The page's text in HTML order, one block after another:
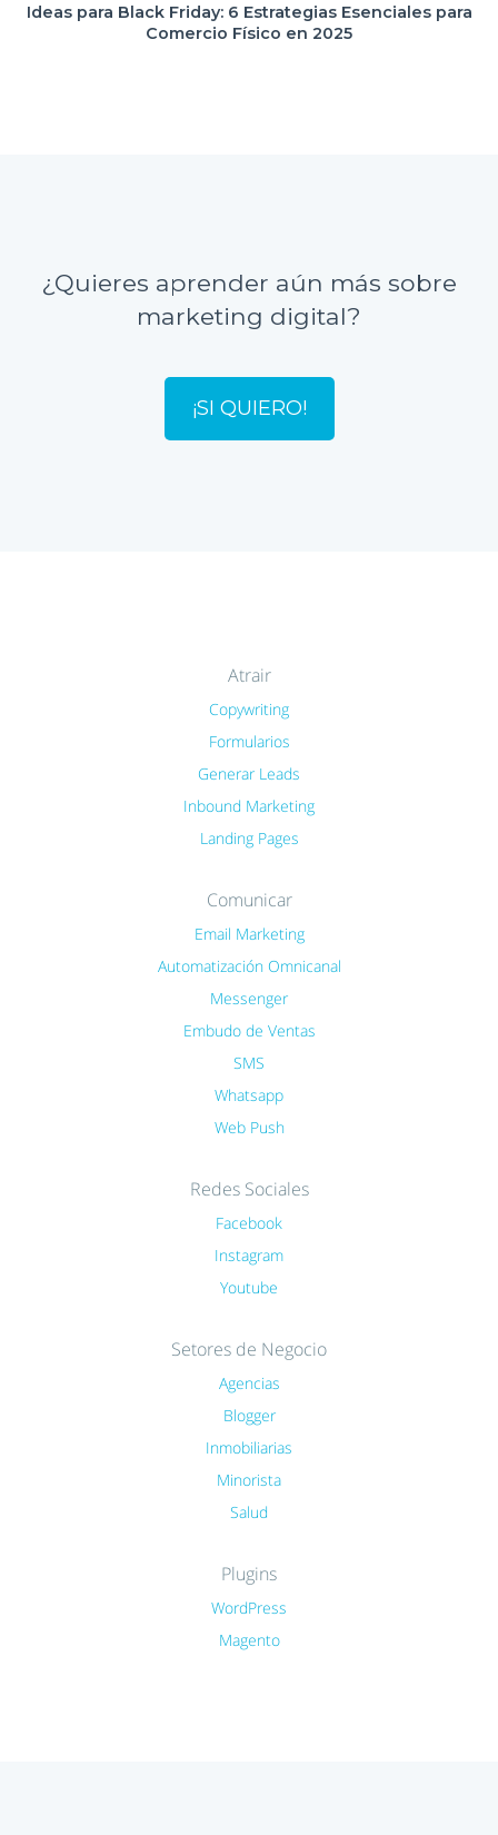
Ideas para Black Friday: 6 Estrategias Esenciales para
Comercio Físico en 2025
¿Quieres aprender aún más sobre
marketing digital?
¡SI QUIERO!
Atrair
Copywriting
Formularios
Generar Leads
Inbound Marketing
Landing Pages
Comunicar
Email Marketing
Automatización Omnicanal
Messenger
Embudo de Ventas
SMS
Whatsapp
Web Push
Redes Sociales
Facebook
Instagram
Youtube
Setores de Negocio
Agencias
Blogger
Inmobiliarias
Minorista
Salud
Plugins
WordPress
Magento